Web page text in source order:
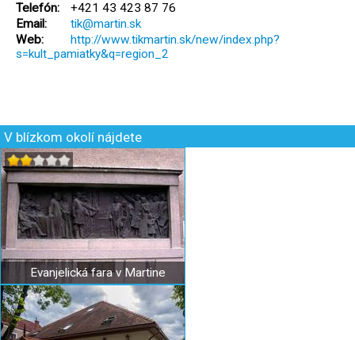
Telefón:
+421 43 423 87 76
Email:
tik@martin.sk
Web:
http://www.tikmartin.sk/new/index.php?
s=kult_pamiatky&q=region_2
V blízkom okolí nájdete
Evanjelická fara v Martine